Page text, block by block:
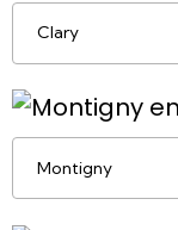
Clary
Montigny